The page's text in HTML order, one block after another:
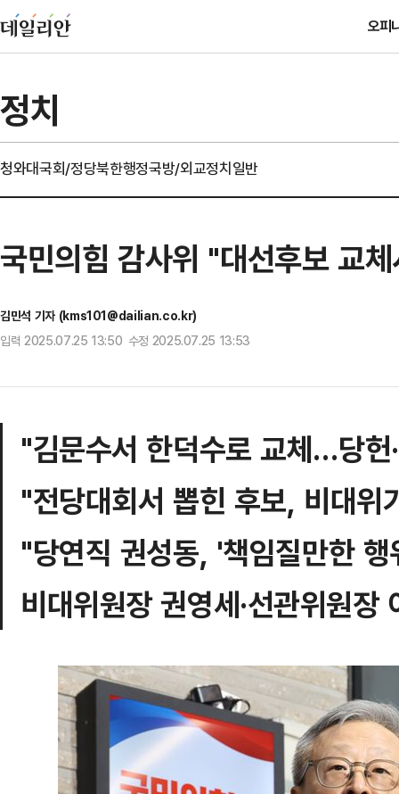
오피
정치
청와대국회/정당북한행정국방/외교정치일반
국민의힘 감사위 "대선후보 교
김민석 기자 (kms101@dailian.co.kr)
입력 2025.07.25 13:50 수정 2025.07.25 13:53
"김문수서 한덕수로 교체…당헌
"전당대회서 뽑힌 후보, 비대위
"당연직 권성동, '책임질만한
비대위원장 권영세·선관위원